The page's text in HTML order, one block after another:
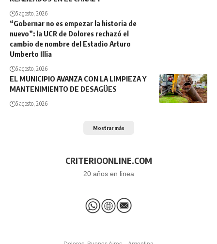
5 agosto, 2026
“Gobernar no es empezar la historia de
nuevo”: la UCR de Dolores rechazó el
cambio de nombre del Estadio Arturo
Umberto Illia
5 agosto, 2026
EL MUNICIPIO AVANZA CON LA LIMPIEZA Y
MANTENIMIENTO DE DESAGÜES
5 agosto, 2026
Mostrar más
CRITERIOONLINE.COM
20 años en linea